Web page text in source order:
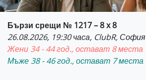
Бързи срещи № 1217 – 8 x 8
26.08.2026, 19:30 часа, ClubR, София
Жени 34 - 44 год., остават 8 места
Мъже 38 - 46 год., остават 7 места